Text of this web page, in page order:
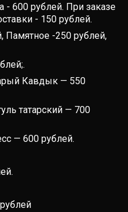
- 600 рублей. При заказе
- 150 рублей.
Памятное -250 рублей,
Кавдык — 550
татарский — 700
— 600 рублей.